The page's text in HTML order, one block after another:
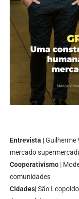
Entrevista | Guilherme
mercado
Cooperativismo |
comunidades
Cidades| São